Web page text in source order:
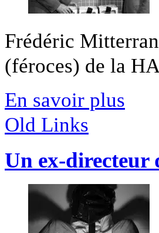
Frédéric
(féroces) de la
En savoir plus
Old Links
Un ex-directeur